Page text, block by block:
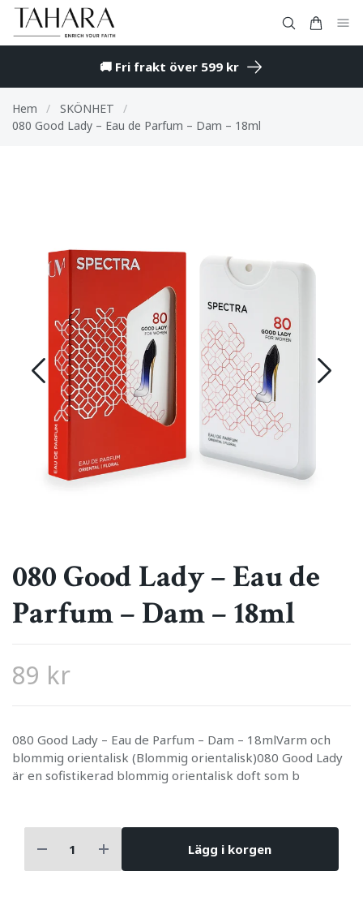
🚚 Fri frakt över 599 kr
Hem / SKÖNHET
/
080 Good Lady – Eau de Parfum – Dam – 18ml
080 Good Lady – Eau de
Parfum – Dam – 18ml
89 kr
080 Good Lady – Eau de Parfum – Dam – 18mlVarm och
blommig orientalisk (Blommig orientalisk)080 Good Lady
är en sofistikerad blommig orientalisk doft som b
Lägg i korgen